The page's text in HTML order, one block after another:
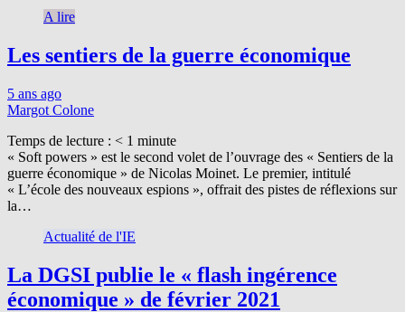
A lire
Les sentiers de la guerre économique
5 ans ago
Margot Colone
Temps de lecture : < 1 minute
« Soft powers » est le second volet de l’ouvrage des « Sentiers de la
guerre économique » de Nicolas Moinet. Le premier, intitulé
« L’école des nouveaux espions », offrait des pistes de réflexions sur
la…
Actualité de l'IE
La DGSI publie le « flash ingérence
économique » de février 2021